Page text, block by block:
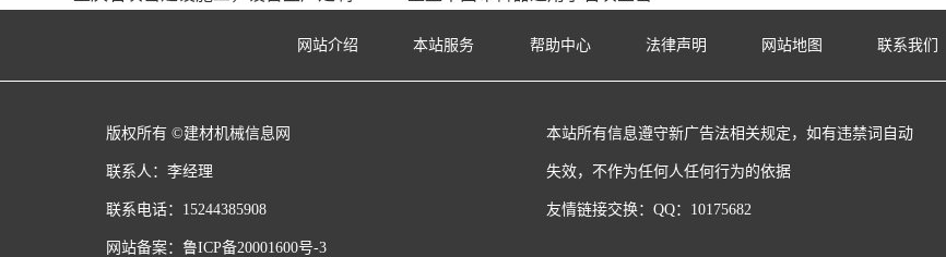
网站介绍 本站服务 帮助中心 法律声明 网站地图 联系我们
版权所有 ©建材机械信息网
联系人：李经理
联系电话：15244385908
网站备案：鲁ICP备20001600号-3
本站所有信息遵守新广告法相关规定，如有违禁词自动
失效，不作为任何人任何行为的依据
友情链接交换：QQ：10175682